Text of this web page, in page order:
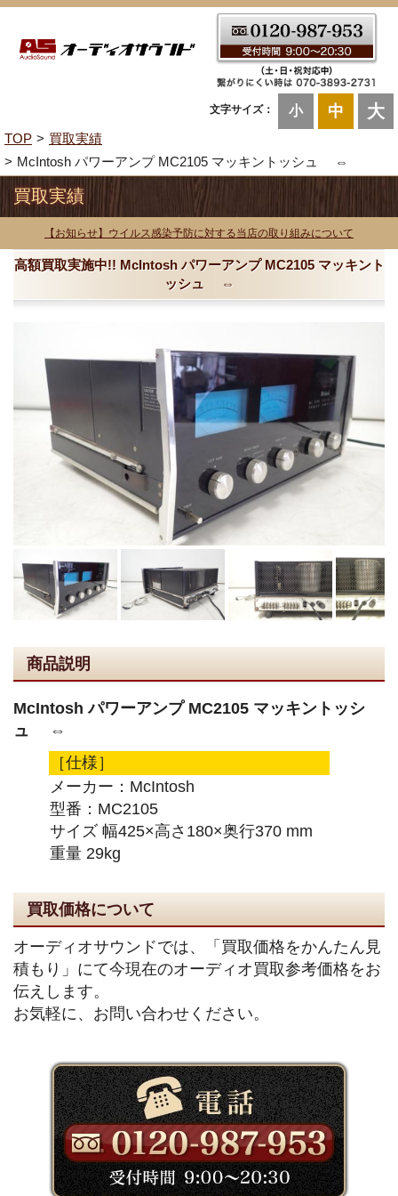
文字サイズ： 小 中 大
TOP
買取実績
McIntosh パワーアンプ MC2105 マッキントッシュ ⇔
買取実績
【お知らせ】ウイルス感染予防に対する当店の取り組みについて
高額買取実施中!! McIntosh パワーアンプ MC2105 マッキント
ッシュ ⇔
商品説明
McIntosh パワーアンプ MC2105 マッキントッシ
ュ ⇔
［仕様］
メーカー：McIntosh
型番：MC2105
サイズ 幅425×高さ180×奥行370 mm
重量 29kg
買取価格について
オーディオサウンドでは、「買取価格をかんたん見
積もり」にて今現在のオーディオ買取参考価格をお
伝えします。
お気軽に、お問い合わせください。